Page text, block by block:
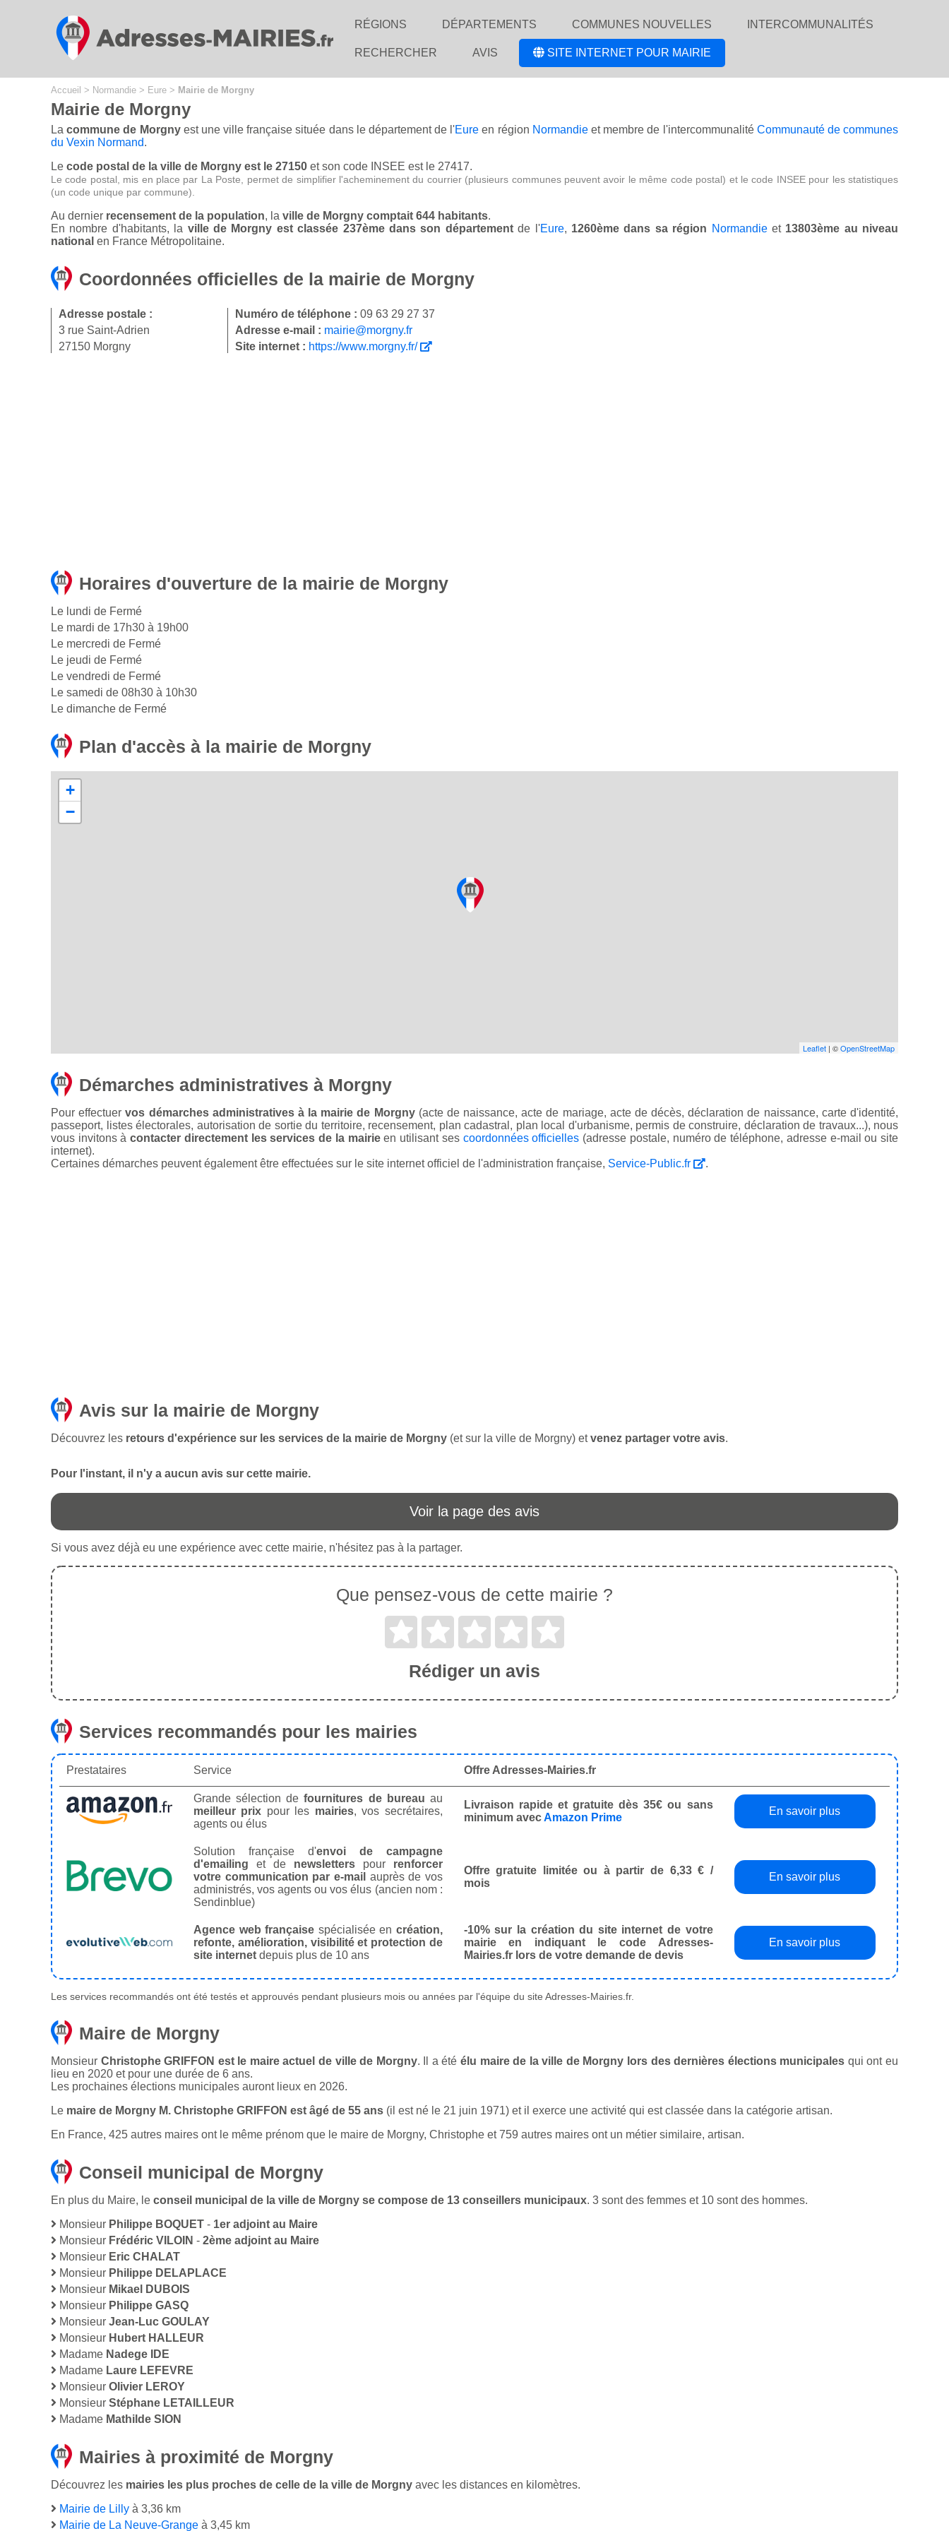
RÉGIONS DÉPARTEMENTS COMMUNES NOUVELLES INTERCOMMUNALITÉS
RECHERCHER AVIS SITE INTERNET POUR MAIRIE
Accueil > Normandie > Eure > Mairie de Morgny
Mairie de Morgny
Lacommune de Morgnyest une ville française située dans le département de l'Eure en région Normandieet membre de l'intercommunalité Communauté de communes
du Vexin Normand.
Le code postal de la ville de Morgny est le 27150 et son code INSEE est le 27417.
Le code postal, mis en place par La Poste, permet de simplifier l'acheminement du courrier (plusieurs communes peuvent avoir le même code postal) et le code INSEE pour les statistiques
(un code unique par commune).
Au dernier recensement de la population, la ville de Morgny comptait 644 habitants.
En nombre d'habitants, la ville de Morgny est classée 237ème dans son départementde l'Eure, 1260ème dans sa région Normandieet 13803ème au niveau
national en France Métropolitaine.
Coordonnées officielles de la mairie de Morgny
Adresse postale :
3 rue Saint-Adrien
27150 Morgny
Numéro de téléphone : 09 63 29 27 37
Adresse e-mail : mairie@morgny.fr
Site internet : https://www.morgny.fr/
Horaires d'ouverture de la mairie de Morgny
Le lundi de Fermé
Le mardi de 17h30 à 19h00
Le mercredi de Fermé
Le jeudi de Fermé
Le vendredi de Fermé
Le samedi de 08h30 à 10h30
Le dimanche de Fermé
Plan d'accès à la mairie de Morgny
+
−
Leaflet | ©OpenStreetMap
Démarches administratives à Morgny
Pour effectuervos démarches administratives à la mairie de Morgny(acte de naissance, acte de mariage, acte de décès, déclaration de naissance, carte d'identité,
passeport, listes électorales, autorisation de sortie du territoire, recensement, plan cadastral, plan local d'urbanisme, permis de construire, déclaration de travaux...), nous
vous invitons àcontacter directement les services de la mairieen utilisant ses coordonnées officielles (adresse postale, numéro de téléphone, adresse e-mail ou site
internet).
Certaines démarches peuvent également être effectuées sur le site internet officiel de l'administration française, Service-Public.fr .
Avis sur la mairie de Morgny
Découvrez les retours d'expérience sur les services de la mairie de Morgny (et sur la ville de Morgny) etvenez partager votre avis.
Pour l'instant, il n'y a aucun avis sur cette mairie.
Voir la page des avis
Si vous avez déjà eu une expérience avec cette mairie, n'hésitez pas à la partager.
Que pensez-vous de cette mairie ?
Rédiger un avis
Services recommandés pour les mairies
Prestataires Service Offre Adresses-Mairies.fr
Grande sélection defournitures de bureau au
meilleur prix pour les mairies, vos secrétaires,
agents ou élus
Livraison rapide et gratuite dès 35€ ou sans
minimum avecAmazon Prime
En savoir plus
Solution française d'envoi de campagne
d'emailing et de newsletterspour renforcer
votre communication par e-mail auprès de vos
administrés, vos agents ou vos élus (ancien nom :
Sendinblue)
Offre gratuite limitée ou à partir de 6,33 € /
mois
En savoir plus
Agence web française spécialisée en création,
refonte, amélioration, visibilité et protection de
site internet depuis plus de 10 ans
-10% sur la création du site internet de votre
mairie en indiquant le code Adresses-
Mairies.fr lors de votre demande de devis
En savoir plus
Les services recommandés ont été testés et approuvés pendant plusieurs mois ou années par l'équipe du site Adresses-Mairies.fr.
Maire de Morgny
Monsieur Christophe GRIFFON est le maire actuel de ville de Morgny. Il a étéélu maire de la ville de Morgny lors des dernières élections municipales qui ont eu
lieu en 2020 et pour une durée de 6 ans.
Les prochaines élections municipales auront lieux en 2026.
Le maire de Morgny M. Christophe GRIFFON est âgé de 55 ans (il est né le 21 juin 1971) et il exerce une activité qui est classée dans la catégorie artisan.
En France, 425 autres maires ont le même prénom que le maire de Morgny, Christophe et 759 autres maires ont un métier similaire, artisan.
Conseil municipal de Morgny
En plus du Maire, le conseil municipal de la ville de Morgny se compose de 13 conseillers municipaux. 3 sont des femmes et 10 sont des hommes.
Monsieur Philippe BOQUET - 1er adjoint au Maire
Monsieur Frédéric VILOIN - 2ème adjoint au Maire
Monsieur Eric CHALAT
Monsieur Philippe DELAPLACE
Monsieur Mikael DUBOIS
Monsieur Philippe GASQ
Monsieur Jean-Luc GOULAY
Monsieur Hubert HALLEUR
Madame Nadege IDE
Madame Laure LEFEVRE
Monsieur Olivier LEROY
Monsieur Stéphane LETAILLEUR
Madame Mathilde SION
Mairies à proximité de Morgny
Découvrez les mairies les plus proches de celle de la ville de Morgny avec les distances en kilomètres.
Mairie de Lilly à 3,36 km
Mairie de La Neuve-Grange à 3,45 km